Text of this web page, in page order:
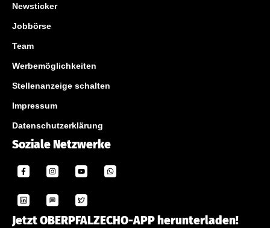
Newsticker
Jobbörse
Team
Werbemöglichkeiten
Stellenanzeige schalten
Impressum
Datenschutzerklärung
Soziale Netzwerke
Jetzt OBERPFALZECHO-APP herunterladen!